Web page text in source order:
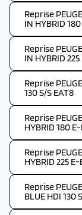
Reprise
IN HYBRID
Reprise
IN HYBRID
Reprise
130 S/S EAT8
Reprise
HYBRID 180
Reprise
HYBRID 225
Reprise
BLUE HDI 130